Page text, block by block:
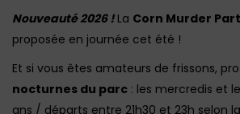
Nouveauté 2026 !La Corn Murder
proposée en journée cet été !
Et si vous êtes amateurs de frissons,
nocturnes du parc : les mercredis et
ans / départs entre 21h30 et 23h selon